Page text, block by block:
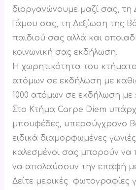
διοργανώνουμε μαζί σας, τη
Γάμου σας, τη Δεξίωση της
παιδιού σας αλλά και
κοινωνική σας εκδήλωση.
Η χωρητικότητα του
ατόμων σε εκδήλωση με
1000 ατόμων σε εκδήλωση με
Στο Κτήμα Carpe Diem
μπουφέδες, υπερσύγχρονο
ειδικά διαμορφωμένες
καλεσμένοι σας μπορούν να
να απολαύσουν την επαφή
Δείτε μερικές φωτογραφίες